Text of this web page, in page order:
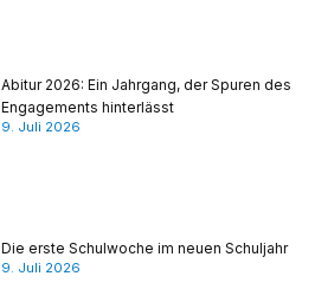
Abitur 2026: Ein Jahrgang, der Spuren des
Engagements hinterlässt
9. Juli 2026
Die erste Schulwoche im neuen Schuljahr
9. Juli 2026